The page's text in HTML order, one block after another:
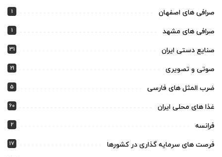
صرافی های اصفهان 1
صرافی های مشهد 1
صنایع دستی ایران 31
صوتی و تصویری 21
ضرب المثل های فارسی 5
غذا های محلی ایران 60
فرانسه 2
فرصت های سرمایه گذاری در کشورها 17